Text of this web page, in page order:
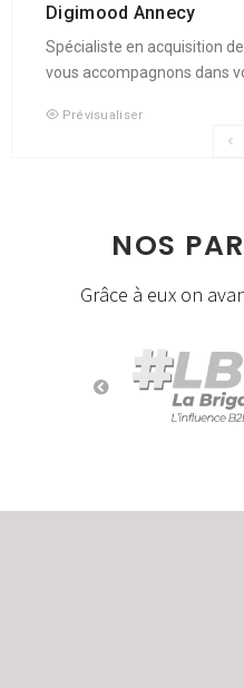
Digimood Annecy
Spécialiste en acquisition
vous accompagnons dans
Prévisualiser
NOS
Grâce à eux on